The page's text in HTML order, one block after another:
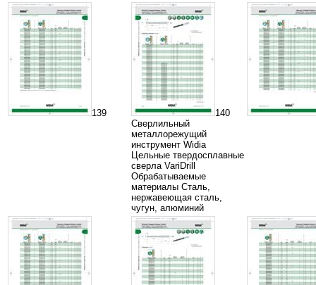
139
140
Сверлильный
металлорежущий
инструмент Widia
Цельные твердосплавные
сверла VariDrill
Обрабатываемые
материалы Сталь,
нержавеющая сталь,
чугун, алюминий